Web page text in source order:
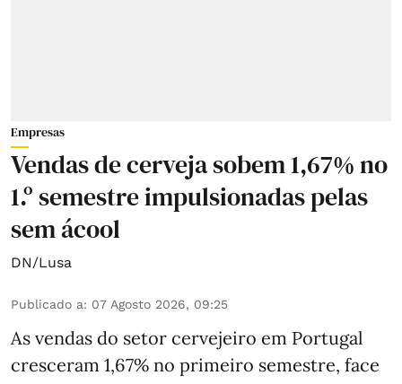
Empresas
Vendas de cerveja sobem 1,67% no
1.º semestre impulsionadas pelas
sem ácool
DN/Lusa
Publicado a: 07 Agosto 2026, 09:25
As vendas do setor cervejeiro em Portugal
cresceram 1,67% no primeiro semestre, face